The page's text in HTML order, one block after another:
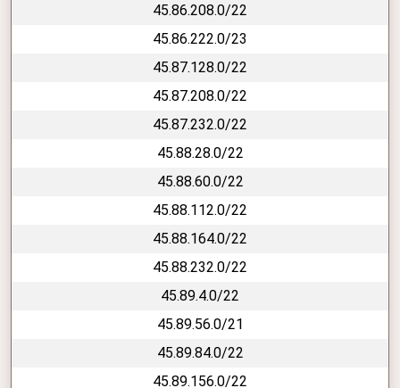
45.86.208.0/22
45.86.222.0/23
45.87.128.0/22
45.87.208.0/22
45.87.232.0/22
45.88.28.0/22
45.88.60.0/22
45.88.112.0/22
45.88.164.0/22
45.88.232.0/22
45.89.4.0/22
45.89.56.0/21
45.89.84.0/22
45.89.156.0/22